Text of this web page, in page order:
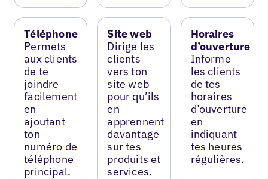
Téléphone
Permets
aux clients
de te
joindre
facilement
en
ajoutant
ton
numéro de
téléphone
principal.
Site web
Dirige les
clients
vers ton
site web
pour qu’ils
en
apprennent
davantage
sur tes
produits et
services.
Horaires
d’ouverture
Informe
les clients
de tes
horaires
d’ouverture
en
indiquant
tes heures
régulières.